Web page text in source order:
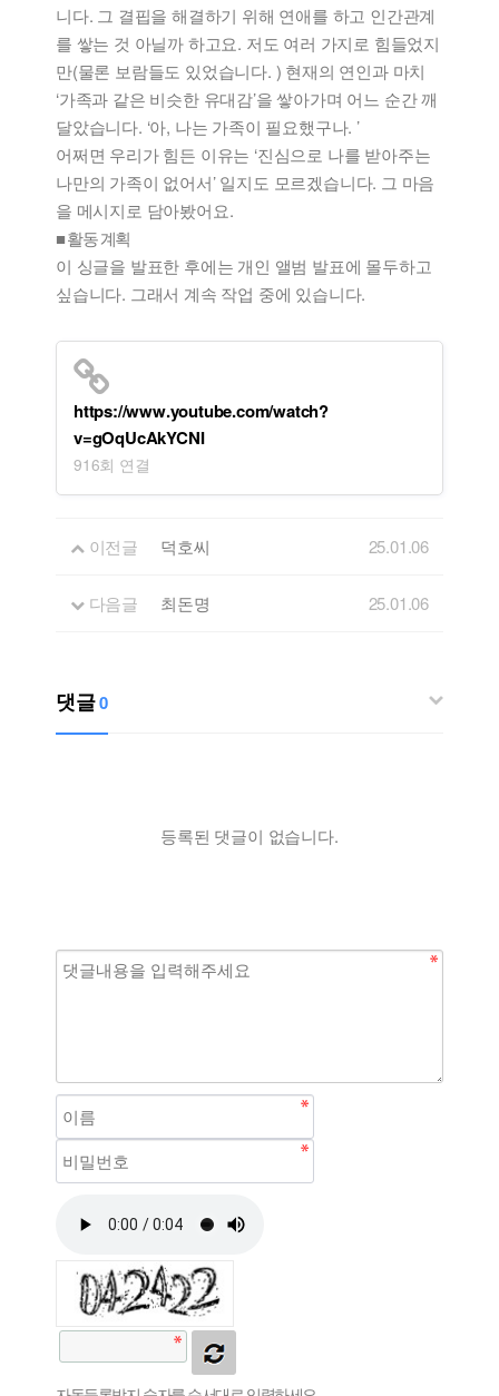
니다. 그 결핍을 해결하기 위해 연애를 하고 인간관계
를 쌓는 것 아닐까 하고요. 저도 여러 가지로 힘들었지
만(물론 보람들도 있었습니다. ) 현재의 연인과 마치
‘가족과 같은 비슷한 유대감’을 쌓아가며 어느 순간 깨
달았습니다. ‘아, 나는 가족이 필요했구나. ’
어쩌면 우리가 힘든 이유는 ‘진심으로 나를 받아주는
나만의 가족이 없어서’ 일지도 모르겠습니다. 그 마음
을 메시지로 담아봤어요.
■ 활동 계획
이 싱글을 발표한 후에는 개인 앨범 발표에 몰두하고
싶습니다. 그래서 계속 작업 중에 있습니다.
https://www.youtube.com/watch?
v=gOqUcAkYCNI
916회 연결
이전글 덕호씨 25.01.06
다음글 최돈명 25.01.06
댓글0
등록된 댓글이 없습니다.